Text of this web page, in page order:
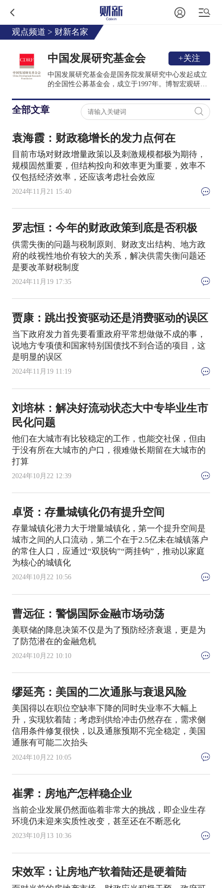
观点频道 > 财新名家
中国发展研究基金会 +关注
中国发展研究基金会是国务院发展研究中心发起成立
的全国性公募基金会，成立于1997年。博智宏观研判
走势，判断短期经济形势，预估中长期经济态势，对
中国经济的重大战略性问题进行研判。
全部文章
袁海霞：财政稳增长的发力点何在
目前市场对财政增量政策以及刺激规模都极为期待，
规模固然重要，但结构投向和效率更为重要，效率不
仅包括经济效率，还应该考虑社会效应
2024年11月21 15:40
罗志恒：今年的财政政策到底是否积极
供需失衡的问题与税制原则、财政支出结构、地方政
府的歧视性地价有较大的关系，解决供需失衡问题还
是要改革财税制度
2024年11月19 17:35
贾康：跳出投资驱动还是消费驱动的误区
当下政府发力首先要看重政府平常想做做不成的事，
说地方专项债和国家特别国债找不到合适的项目，这
是明显的误区
2024年11月19 11:19
刘培林：解决好流动状态大中专毕业生市
民化问题
他们在大城市有比较稳定的工作，也能交社保，但由
于没有所在大城市的户口，很难做长期留在大城市的
打算
2024年10月22 12:39
卓贤：存量城镇化仍有提升空间
存量城镇化潜力大于增量城镇化，第一个提升空间是
城市之间的人口流动，第二个在于2.5亿未在城镇落户
的常住人口，应通过“双脱钩”“两挂钩”，推动以家庭
为核心的城镇化
2024年10月22 10:56
曹远征：警惕国际金融市场动荡
美联储的降息决策不仅是为了预防经济衰退，更是为
了防范潜在的金融危机
2024年10月22 10:10
缪延亮：美国的二次通胀与衰退风险
美国得以在职位空缺率下降的同时失业率不大幅上
升，实现软着陆；考虑到供给冲击仍然存在，需求侧
信用条件修复很快，以及通胀预期不完全稳定，美国
通胀有可能二次抬头
2024年10月22 10:05
崔霁：房地产怎样稳企业
当前企业发展仍然面临着非常大的挑战，即企业生存
环境仍未迎来实质性改变，甚至还在不断恶化
2023年10月13 10:36
宋效军：让房地产软着陆还是硬着陆